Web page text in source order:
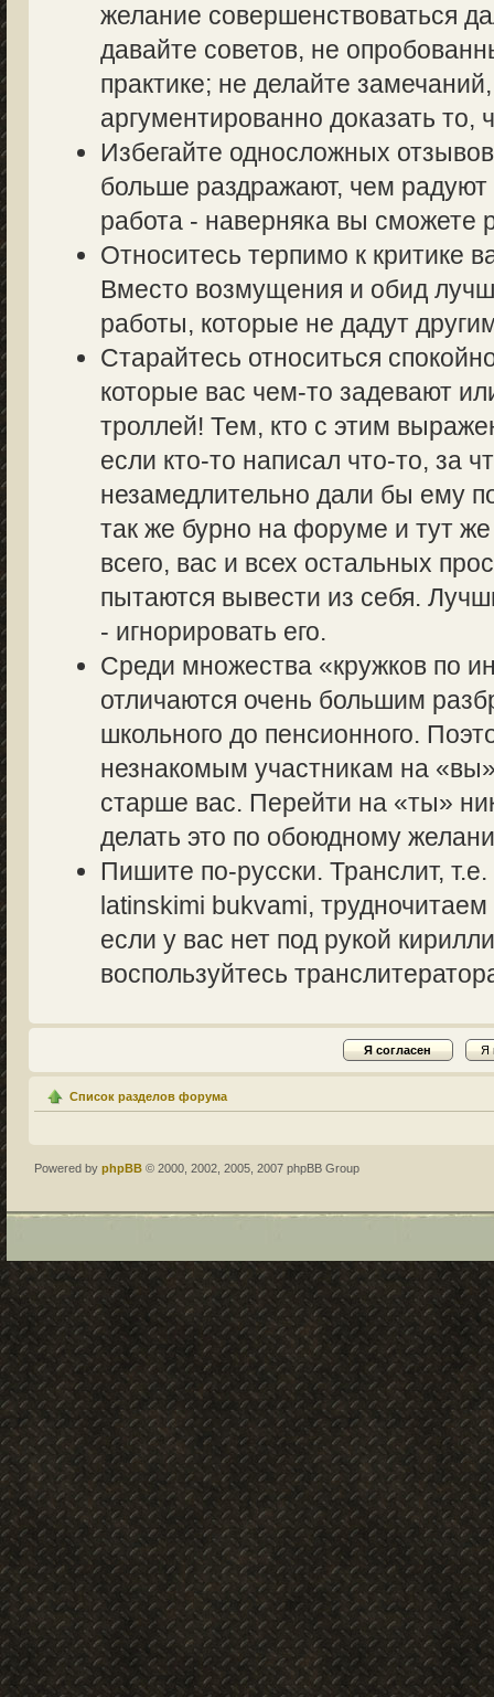
желание совершенствоваться
давайте советов, не
практике; не делайте
аргументированно доказать то,
Избегайте односложных
больше раздражают, чем
работа - наверняка вы сможете
Относитесь терпимо к критике
Вместо возмущения и обид
работы, которые не дадут
Старайтесь относиться
которые вас чем-то задевают
троллей! Тем, кто с этим
если кто-то написал что-то, за
незамедлительно дали бы ему
так же бурно на форуме и тут
всего, вас и всех остальных
пытаются вывести из себя.
- игнорировать его.
Среди множества «кружков по
отличаются очень большим
школьного до пенсионного.
незнакомым участникам на
старше вас. Перейти на «ты»
делать это по обоюдному
Пишите по-русски. Транслит,
latinskimi bukvami,
если у вас нет под рукой
воспользуйтесь
Список разделов форума
Powered by phpBB © 2000, 2002, 2005, 2007 phpBB Group